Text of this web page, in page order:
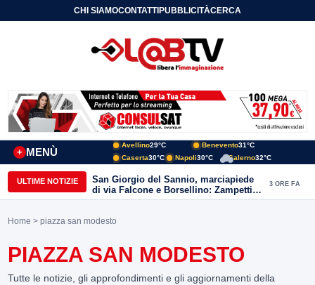
CHI SIAMOCONTATTIPUBBLICITÀCERCA
MENÙ
+
Avellino29°C Benevento31°C
Caserta30°C Napoli30°C Salerno32°C
ULTIME NOTIZIE
San Giorgio del Sannio, marciapiede
di via Falcone e Borsellino: Zampetti e
Lombardi replicano alle polemiche
3 ORE FA
Home > piazza san modesto
PIAZZA SAN MODESTO
Tutte le notizie, gli approfondimenti e gli aggiornamenti della